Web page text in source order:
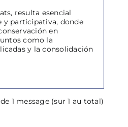
resulta esencial
y participativa, donde
en
como la
y la consolidación
1 message (sur 1 au total)